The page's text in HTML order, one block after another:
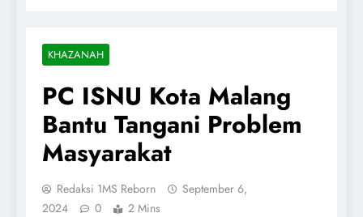
KHAZANAH
PC ISNU Kota Malang
Bantu Tangani Problem
Masyarakat
Redaksi 1MS Reborn
September 6,
2024
0 2 Mins